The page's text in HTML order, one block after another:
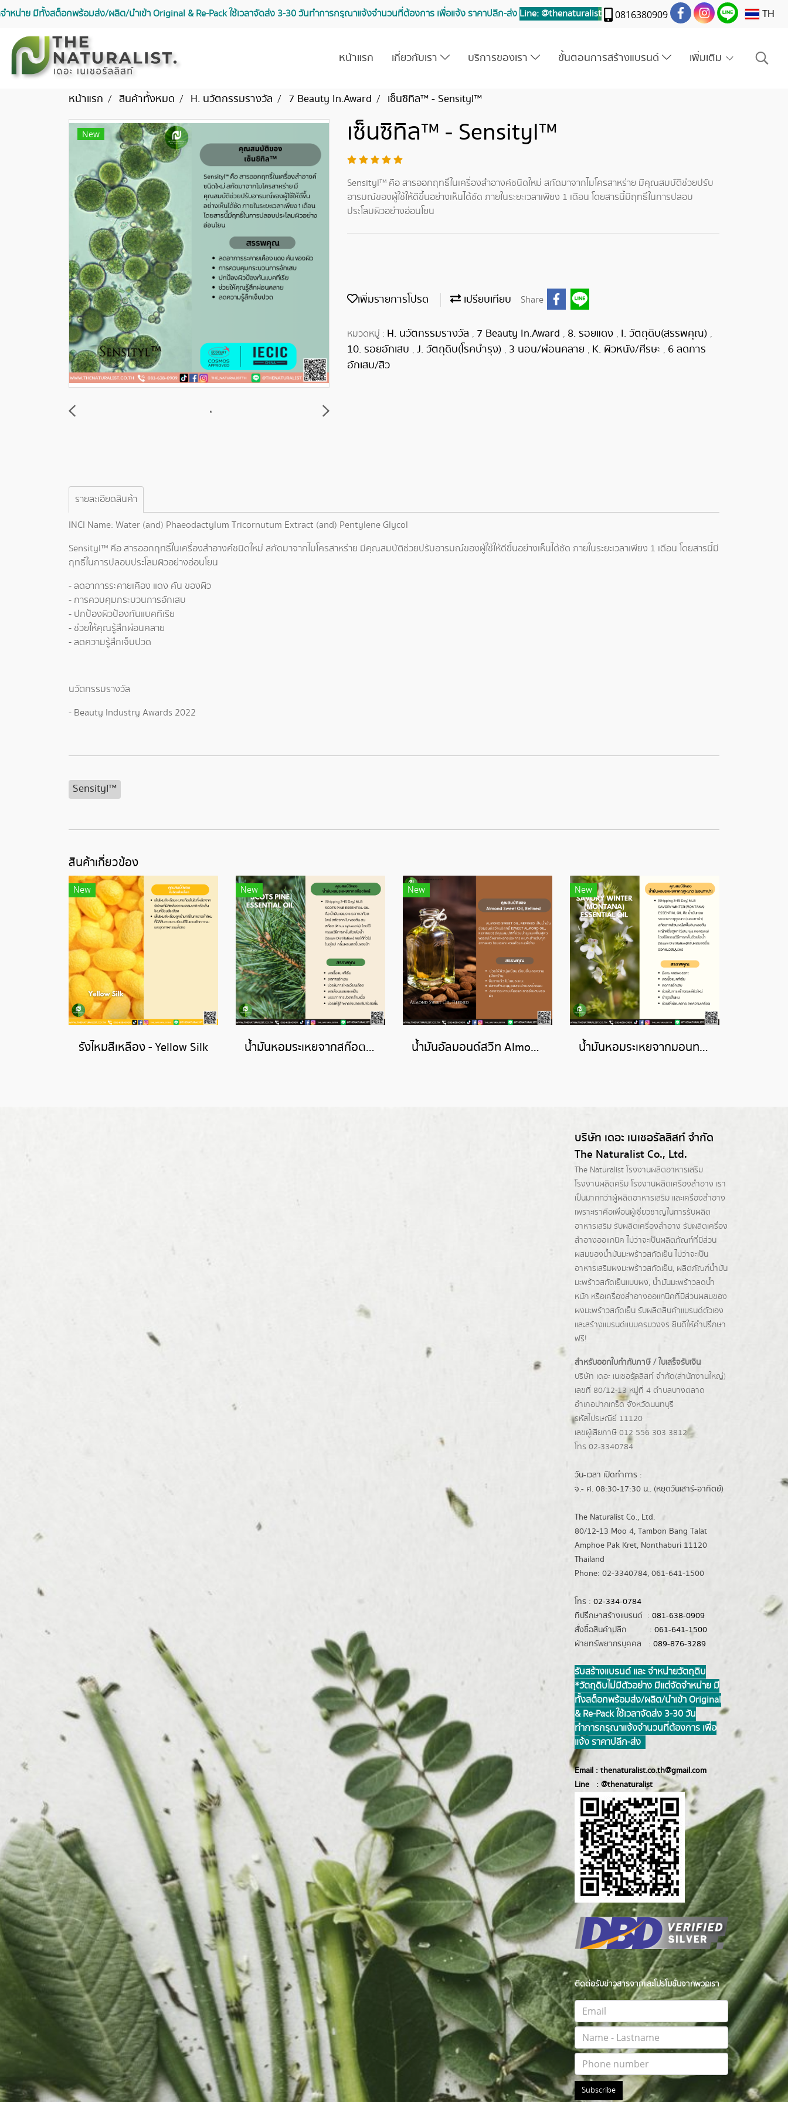
น่าย มีทั้งสต็อกพร้อมส่ง/ผลิต/นำเข้า Original & Re-Pack ใช้เวลาจัดส่ง 3-30 วันทำการ กรุณาแจ้งจำนวนที่ต้องการ เพื่อแจ้ง ราคาปลีก-ส่ง Line: @thenaturalist 0816380909 TH
หน้าแรก เกี่ยวกับเรา บริการของเรา ขั้นตอนการสร้างแบรนด์ เพิ่มเติม
หน้าแรก สินค้าทั้งหมด H. นวัตกรรมรางวัล 7 Beauty In.Award เซ็นซิทิล™ - Sensityl™
New เซ็นซิทิล™ - Sensityl™
Sensityl™ คือ สารออกฤทธิ์ในเครื่องสำอางค์ชนิดใหม่ สกัดมาจากไมโครสาหร่าย มีคุณสมบัติช่วยปรับ
อารมณ์ของผู้ใช้ให้ดีขึ้นอย่างเห็นได้ชัด ภายในระยะเวลาเพียง 1 เดือน โดยสารนี้มีฤทธิ์ในการปลอบ
ประโลมผิวอย่างอ่อนโยน
เพิ่มรายการโปรด เปรียบเทียบ Share
หมวดหมู่ : H. นวัตกรรมรางวัล , 7 Beauty In.Award , 8. รอยแดง , I. วัตถุดิบ(สรรพคุณ) ,
10. รอยอักเสบ , J. วัตถุดิบ(โรคบำรุง) , 3 นอน/ผ่อนคลาย , K. ผิวหนัง/ศีรษะ , 6 ลดการ
อักเสบ/สิว
รายละเอียดสินค้า
INCI Name: Water (and) Phaeodactylum Tricornutum Extract (and) Pentylene Glycol
Sensityl™ คือ สารออกฤทธิ์ในเครื่องสำอางค์ชนิดใหม่ สกัดมาจากไมโครสาหร่าย มีคุณสมบัติช่วยปรับอารมณ์ของผู้ใช้ให้ดีขึ้นอย่างเห็นได้ชัด ภายในระยะเวลาเพียง 1 เดือน โดยสารนี้มี
ฤทธิ์ในการปลอบประโลมผิวอย่างอ่อนโยน
- ลดอาการระคายเคือง แดง คัน ของผิว
- การควบคุมกระบวนการอักเสบ
- ปกป้องผิวป้องกันแบคทีเรีย
- ช่วยให้คุณรู้สึกผ่อนคลาย
- ลดความรู้สึกเจ็บปวด
นวัตกรรมรางวัล
- Beauty Industry Awards 2022
Sensityl™
สินค้าเกี่ยวข้อง
New
รังไหมสีเหลือง - Yellow Silk
New
น้ำมันหอมระเหยจากสก๊อตไพน์-SCOTS PINE ESSENTIAL OIL
New
น้ำมันอัลมอนด์สวีท Almond Sweet Oil, Refined
New
น้ำมันหอมระเหยจากมอนทาน่า-MONTANA ESSENTIAL OIL
บริษัท เดอะ เนเชอรัลลิสท์ จำกัด
The Naturalist Co., Ltd.
The Naturalist โรงงานผลิตอาหารเสริม
โรงงานผลิตครีมโรงงานผลิตเครื่องสำอาง เรา
เป็นมากกว่าผู้ผลิตอาหารเสริมและเครื่องสำอาง
เพราะเราคือเพื่อนผู้เชี่ยวชาญในการรับผลิต
อาหารเสริม รับผลิตเครื่องสำอาง รับผลิตเครื่อง
สำอางออแกนิค ไม่ว่าจะเป็นผลิตภัณฑ์ที่มีส่วน
ผสมของน้ำมันมะพร้าวสกัดเย็น ไม่ว่าจะเป็น
อาหารเสริมผงมะพร้าวสกัดเย็น, ผลิตภัณฑ์น้ำมัน
มะพร้าวสกัดเย็นแบบผง, น้ำมันมะพร้าวลดน้ำ
หนักหรือเครื่องสำอางออแกนิคที่มีส่วนผสมของ
ผงมะพร้าวสกัดเย็น รับผลิตสินค้าแบรนด์ตัวเอง
และสร้างแบรนด์แบบครบวงจร ยินดีให้คำปรึกษา
ฟรี!
สำหรับออกใบกำกับภาษี / ใบเสร็จรับเงิน
บริษัท เดอะ เนเชอรัลลิสท์ จำกัด(ส่านักงานใหญ่)
เลขที่ 80/12-13 หมู่ที่ 4 ตำบลบางตลาด
อำเภอปากเกร็ดจังหวัดนนทบุรี
รหัสไปรษณีย์ 11120
เลขผู้เสียภาษี 012 556 303 3812
โทร 02-3340784
วัน-เวลา เปิดทำการ :
จ.- ศ. 08:30-17:30 น.. (หยุดวันเสาร์-อาทิตย์)
The Naturalist Co., Ltd.
80/12-13 Moo 4, Tambon Bang Talat
Amphoe Pak Kret, Nonthaburi 11120
Thailand
Phone: 02-3340784, 061-641-1500
โทร : 02-334-0784
ที่ปรึกษาสร้างแบรนด์ : 081-638-0909
สั่งซื้อสินค้าปลีก : 061-641-1500
ฝ่ายทรัพยากรบุคคล : 089-876-3289
รับสร้างแบรนด์ และ จำหน่ายวัตถุดิบ
*วัตถุดิบไม่มีตัวอย่าง มีแต่จัดจำหน่าย มี
ทั้งสต็อกพร้อมส่ง/ผลิต/นำเข้า Original
& Re-Pack ใช้เวลาจัดส่ง 3-30 วัน
ทำการ กรุณาแจ้งจำนวนที่ต้องการ เพื่อ
แจ้ง ราคาปลีก-ส่ง
Email : thenaturalist.co.th@gmail.com
Line : @thenaturalist
ติดต่อรับข่าวสารจากและโปรโมชั่นจากพวกเรา
Subscribe